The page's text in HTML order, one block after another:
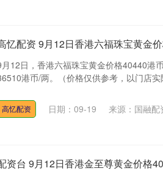
忆配资 9月12日香港六福珠宝黄金
12日，香港六福珠宝黄金价格40440港
港币/两。（价格仅供参考，以门店
高忆配资 日期：09-19 来源：国融配
资台 9月12日香港金至尊黄金价格